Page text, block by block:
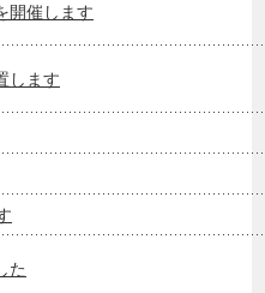
開催します
します
た